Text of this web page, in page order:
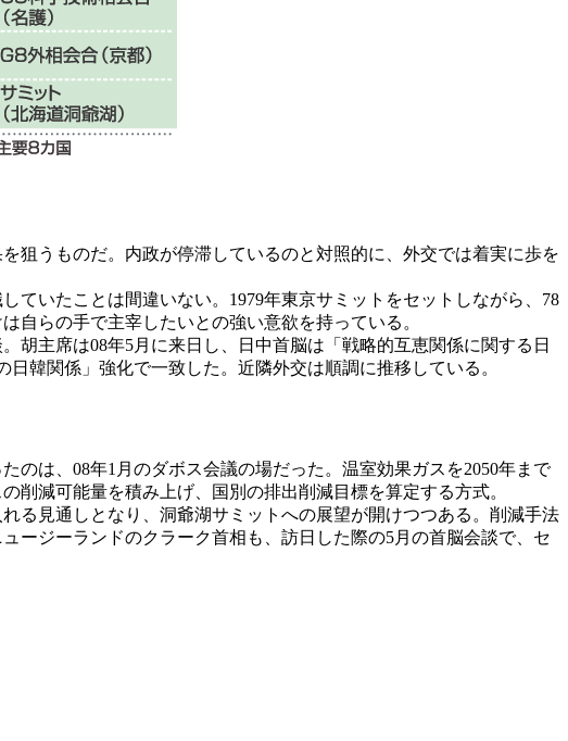
狙うものだ。内政が停滞しているのと対照的に、外交では着実に歩を
いたことは間違いない。1979年東京サミットをセットしながら、78
自らの手で主宰したいとの強い意欲を持っている。
主席は08年5月に来日し、日中首脳は「戦略的互恵関係に関する日
韓関係」強化で一致した。近隣外交は順調に推移している。
のは、08年1月のダボス会議の場だった。温室効果ガスを2050年まで
削減可能量を積み上げ、国別の排出削減目標を算定する方式。
る見通しとなり、洞爺湖サミットへの展望が開けつつある。削減手法
ージーランドのクラーク首相も、訪日した際の5月の首脳会談で、セ